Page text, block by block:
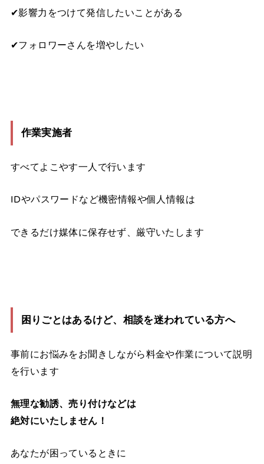
✔︎影響力をつけて発信したいことがある
✔︎フォロワーさんを増やしたい
作業実施者
すべてよこやす一人で行います
IDやパスワードなど機密情報や個人情報は
できるだけ媒体に保存せず、厳守いたします
困りごとはあるけど、相談を迷われている方へ
事前にお悩みをお聞きしながら料金や作業について説明
を行います
無理な勧誘、売り付けなどは
絶対にいたしません！
あなたが困っているときに